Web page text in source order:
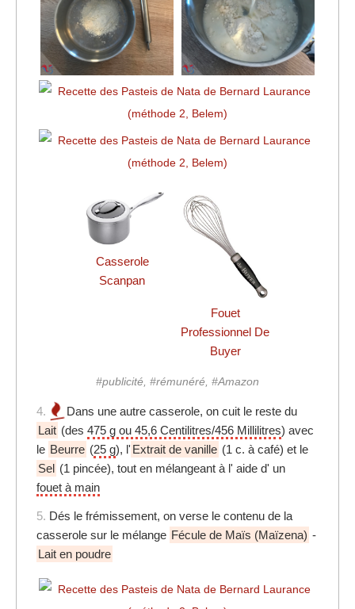
Casserole
Scanpan
Fouet
Professionnel De
Buyer
#publicité, #rémunéré, #Amazon
4.
Dans une autre casserole, on cuit le reste du
Lait (des 475 g ou 45,6 Centilitres/456 Millilitres) avec
le Beurre (25 g), l' Extrait de vanille (1 c. à café) et le
Sel (1 pincée), tout en mélangeant à l' aide d' un
fouet à main
5. Dés le frémissement, on verse le contenu de la
casserole sur le mélange Fécule de Maïs (Maïzena) -
Lait en poudre